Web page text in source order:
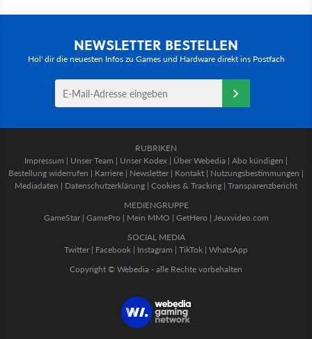
NEWSLETTER BESTELLEN
Hol' dir die neuesten Infos zu Games und Hardware direkt ins Postfach
RUBRIKEN
Impressum | Unser Team | Unser Kodex | Über Webedia | Abo kündigen |
Bestellung widerrufen | Karriere | Newsletter | Kontakt | Nutzungsbestimmungen |
Mediadaten | Datenschutzerklärung | Cookies & Tracking | Transparenzbericht
MEDIENGRUPPE
GameStar| GamePro | Mein MMO | GetHero | Jeuxvideo.com
SOCIAL MEDIA
Twitter | Facebook | Instagram | TikTok | WhatsApp
Copyright © Webedia - alle Rechte vorbehalten